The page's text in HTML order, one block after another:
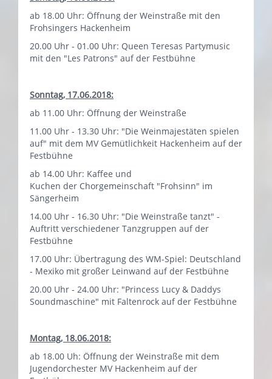
ab 18.00 Uhr: Öffnung der Weinstraße mit den
Frohsingers Hackenheim
20.00 Uhr - 01.00 Uhr: Queen Teresas Partymusic
mit den "Les Patrons" auf der Festbühne
Sonntag, 17.06.2018:
ab 11.00 Uhr: Öffnung der Weinstraße
11.00 Uhr - 13.30 Uhr: "Die Weinmajestäten spielen
auf" mit dem MV Gemütlichkeit Hackenheim auf der
Festbühne
ab 14.00 Uhr: Kaffee und
Kuchen der Chorgemeinschaft "Frohsinn" im
Sängerheim
14.00 Uhr - 16.30 Uhr: "Die Weinstraße tanzt" -
Auftritt verschiedener Tanzgruppen auf der
Festbühne
17.00 Uhr: Übertragung des WM-Spiel: Deutschland
- Mexiko mit großer Leinwand auf der Festbühne
20.00 Uhr - 24.00 Uhr: "Princess Lucy & Daddys
Soundmaschine" mit Faltenrock auf der Festbühne
Montag, 18.06.2018:
ab 18.00 Uh: Öffnung der Weinstraße mit dem
Jugendorchester MV Hackenheim auf der